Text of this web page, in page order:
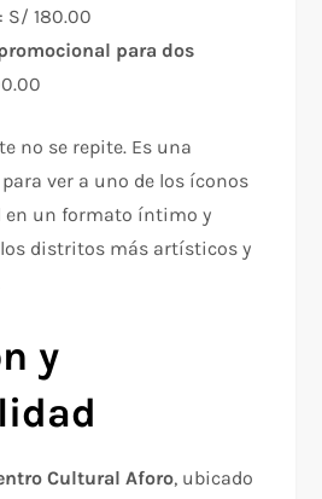
: S/ 180.00
para dos
no se repite. Es una
ver a uno de los íconos
en un formato íntimo y
distritos más artísticos y
y
Cultural Aforo, ubicado